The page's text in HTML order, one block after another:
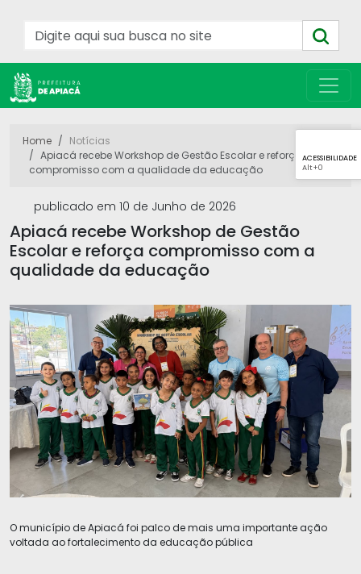
ACESSIBILIDADE
Alt+0
Home
Notícias
Apiacá recebe Workshop de Gestão Escolar e reforça
compromisso com a qualidade da educação
publicado em 10 de Junho de 2026
Apiacá recebe Workshop de Gestão
Escolar e reforça compromisso com a
qualidade da educação
O município de Apiacá foi palco de mais uma importante ação
voltada ao fortalecimento da educação pública